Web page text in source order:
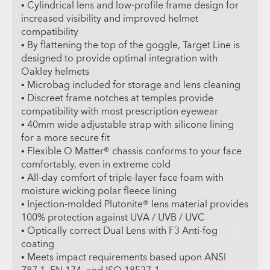
• Cylindrical lens and low-profile frame design for
increased visibility and improved helmet
compatibility
• By flattening the top of the goggle, Target Line is
designed to provide optimal integration with
Oakley helmets
• Microbag included for storage and lens cleaning
• Discreet frame notches at temples provide
compatibility with most prescription eyewear
• 40mm wide adjustable strap with silicone lining
for a more secure fit
• Flexible O Matter® chassis conforms to your face
comfortably, even in extreme cold
• All-day comfort of triple-layer face foam with
moisture wicking polar fleece lining
• Injection-molded Plutonite® lens material provides
100% protection against UVA / UVB / UVC
• Optically correct Dual Lens with F3 Anti-fog
coating
• Meets impact requirements based upon ANSI